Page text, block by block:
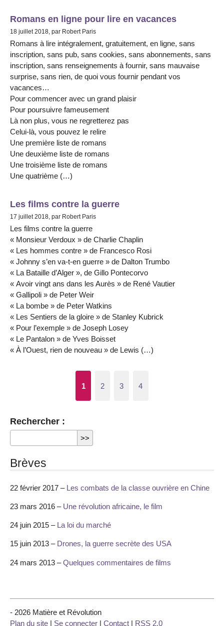
Romans en ligne pour lire en vacances
18 juillet 2018, par Robert Paris
Romans à lire intégralement, gratuitement, en ligne, sans
inscription, sans pub, sans cookies, sans abonnements, sans
inscription, sans renseignements à fournir, sans mauvaise
surprise, sans rien, de quoi vous fournir pendant vos
vacances…
Pour commencer avec un grand plaisir
Pour poursuivre fameusement
Là non plus, vous ne regretterez pas
Celui-là, vous pouvez le relire
Une première liste de romans
Une deuxième liste de romans
Une troisième liste de romans
Une quatrième (…)
Les films contre la guerre
17 juillet 2018, par Robert Paris
Les films contre la guerre
« Monsieur Verdoux » de Charlie Chaplin
« Les hommes contre » de Francesco Rosi
« Johnny s’en va-t-en guerre » de Dalton Trumbo
« La Bataille d’Alger », de Gillo Pontecorvo
« Avoir vingt ans dans les Aurès » de René Vautier
« Gallipoli » de Peter Weir
« La bombe » de Peter Watkins
« Les Sentiers de la gloire » de Stanley Kubrick
« Pour l’exemple » de Joseph Losey
« Le Pantalon » de Yves Boisset
« À l’Ouest, rien de nouveau » de Lewis (…)
1 2 3 4
Rechercher :
Brèves
22 février 2017 – Les combats de la classe ouvrière en Chine
23 mars 2016 – Une révolution africaine, le film
24 juin 2015 – La loi du marché
15 juin 2013 – Drones, la guerre secrète des USA
24 mars 2013 –Quelques commentaires de films
- 2026 Matière et Révolution
Plan du site | Se connecter | Contact | RSS 2.0